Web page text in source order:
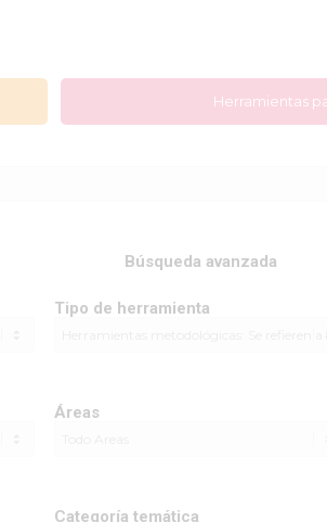
Herramientas
Búsqueda avanzada
Tipo de herramienta
Áreas
Categoría temática